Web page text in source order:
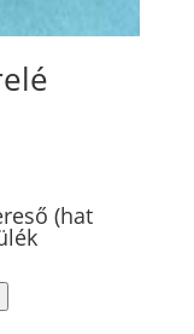
(hat